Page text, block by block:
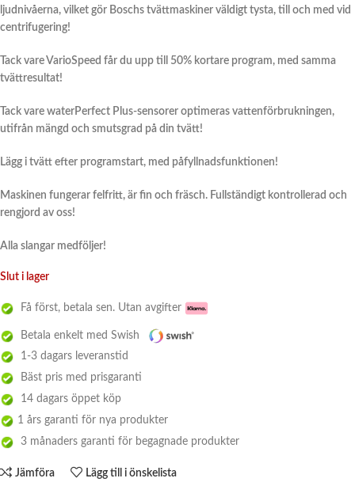
ljudnivåerna, vilket gör Boschs tvättmaskiner väldigt tysta, till och med vid
centrifugering!
Tack vare VarioSpeed får du upp till 50% kortare program, med samma
tvättresultat!
Tack vare waterPerfect Plus-sensorer optimeras vattenförbrukningen,
utifrån mängd och smutsgrad på din tvätt!
Lägg i tvätt efter programstart, med påfyllnadsfunktionen!
Maskinen fungerar felfritt, är fin och fräsch. Fullständigt kontrollerad och
rengjord av oss!
Alla slangar medföljer!
Slut i lager
Få först, betala sen. Utan avgifter
Betala enkelt med Swish
1-3 dagars leveranstid
Bäst pris med prisgaranti
14 dagars öppet köp
1 års garanti för nya produkter
3 månaders garanti för begagnade produkter
Jämföra Lägg till i önskelista